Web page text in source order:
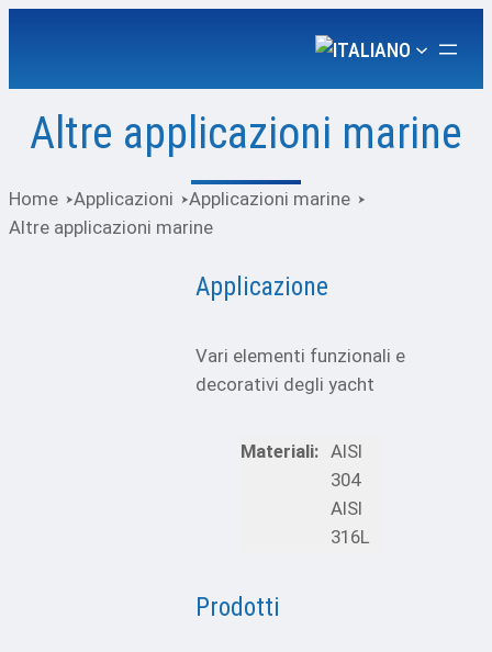
Altre applicazioni marine
Home Applicazioni
Applicazioni marine
Altre applicazioni marine
Applicazione
Vari elementi funzionali e
decorativi degli yacht
Materiali: AISI
304
AISI
316L
Prodotti